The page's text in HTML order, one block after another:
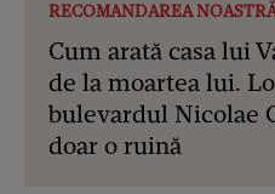
RECOMANDAREA
Cum arată casa lui
de la moartea lui.
bulevardul Nicolae
doar o ruină